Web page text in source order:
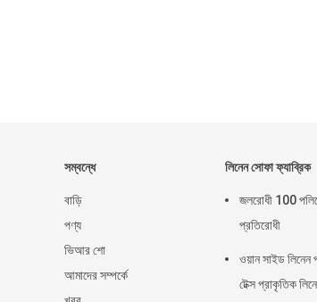
সম্বন্ধে
বাড়ি
পণ্য
ভিআর শো
আমাদের সম্পর্কে
লিনেন সোফা ফ্যাব্রিক
জলরোধী 100
প্রতিরোধী
ওয়ান সাইড লিনেন
টেক্স প্রাকৃতিক